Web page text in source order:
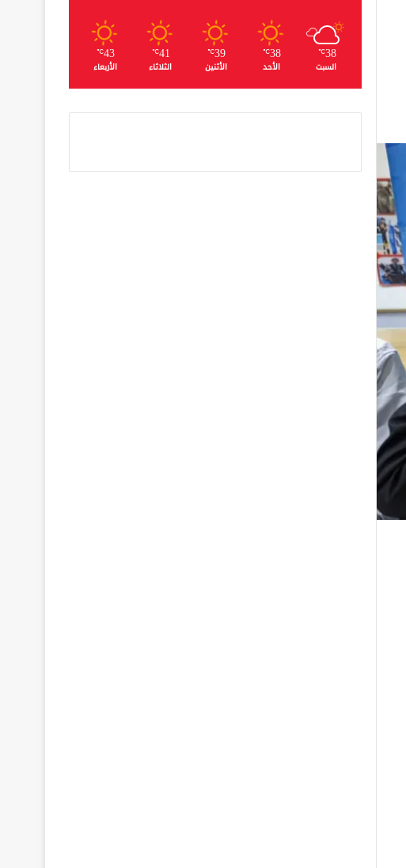
38
℃
السبت
38
℃
الأحد
39
℃
الأثنين
41
℃
الثلاثاء
43
℃
الأربعاء